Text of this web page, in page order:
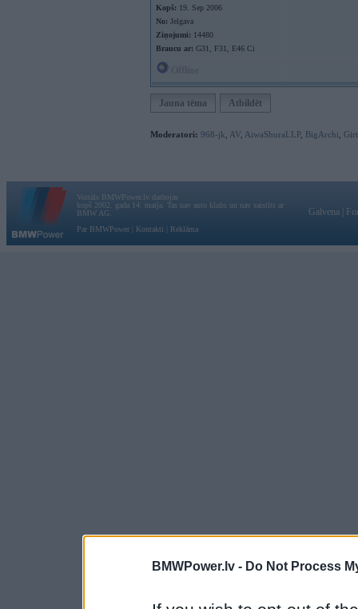
BMWPower.lv - Do Not Process
Kopš: 19. Sep 2006
No: Jelgava
Ziņojumi: 14480
Braucu ar: G31, F31, E46 Ci
Jauna tēma Atbildēt
Moderatori: 968-jk AV AiwaShuraLLP, BigArchi
Vortāls BMWPower.lv darbojas
kopš 2002. gada 14. maija. Tas nav auto klubs un nav saistīts ar
BMW AG.
Par BMWPower
Kontakti Reklāma
Galvena